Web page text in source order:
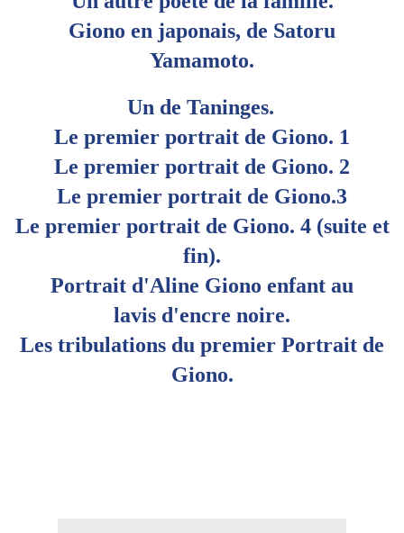
Giono en japonais, de Satoru
Yamamoto.
Un de Taninges.
Le premier portrait de Giono. 1
Le premier portrait de Giono. 2
Le premier portrait de Giono.3
Le premier portraitde Giono. 4 (suite et
fin).
Portrait d 'Aline Giono enfant au
lavis d 'encre noire.
Les tribulations du premier Portrait de
Giono.